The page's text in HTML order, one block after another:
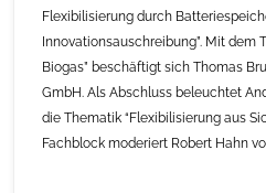
Flexibilisierung durch
Innovationsauschreibung”. Mit dem
Biogas” beschäftigt sich Thomas
GmbH. Als Abschluss beleuchtet
die Thematik “Flexibilisierung aus
Fachblock moderiert Robert Hahn